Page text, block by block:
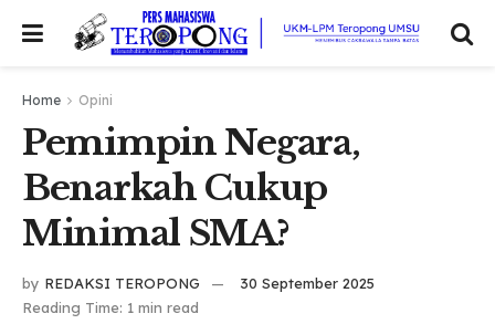
Home Opini
Pemimpin Negara,
Benarkah Cukup
Minimal SMA?
by REDAKSI TEROPONG
30 September 2025
Reading Time: 1 min read